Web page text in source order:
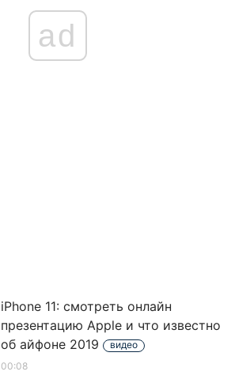
ad
iPhone 11: смотреть онлайн
презентацию Apple и что известно
об айфоне 2019
видео
00:08